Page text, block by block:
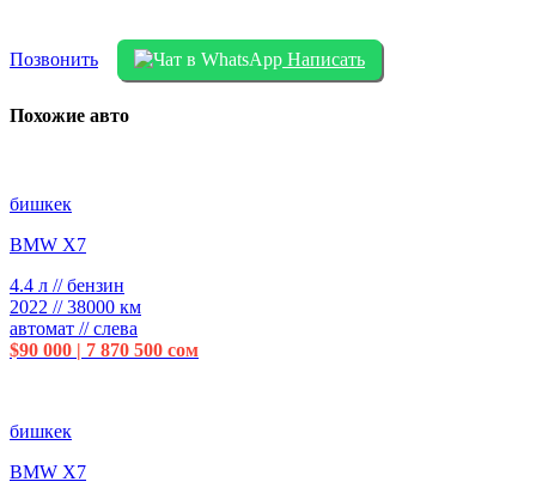
Позвонить Написать
Похожие авто
бишкек
BMW X7
4.4 л // бензин
2022 // 38000 км
автомат // слева
$90 000 | 7 870 500 сом
бишкек
BMW X7